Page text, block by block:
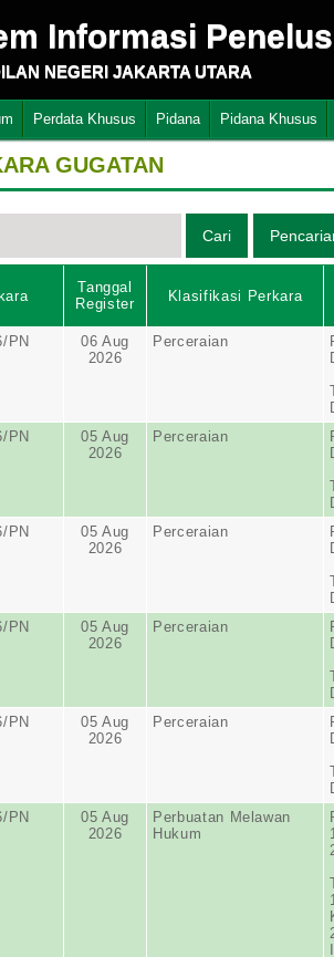
Informasi
NEGERI JAKARTA UTARA
Perdata Khusus Pidana Pidana Khusus
GUGATAN
Tanggal
Register
Klasifikasi Perkara
PN
06 Aug
2026
Perceraian
PN
05 Aug
2026
Perceraian
PN
05 Aug
2026
Perceraian
PN
05 Aug
2026
Perceraian
PN
05 Aug
2026
Perceraian
PN
05 Aug
2026
Perbuatan Melawan
Hukum